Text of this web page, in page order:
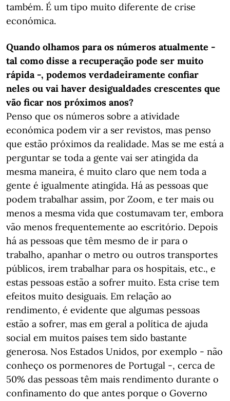
também. É um tipo muito diferente de crise
económica.
Quando olhamos para os números atualmente -
tal como disse a recuperação pode ser muito
rápida -, podemos verdadeiramente confiar
neles ou vai haver desigualdades crescentes que
vão ficar nos próximos anos?
Penso que os números sobre a atividade
económica podem vir a ser revistos, mas penso
que estão próximos da realidade. Mas se me está a
perguntar se toda a gente vai ser atingida da
mesma maneira, é muito claro que nem toda a
gente é igualmente atingida. Há as pessoas que
podem trabalhar assim, por Zoom, e ter mais ou
menos a mesma vida que costumavam ter, embora
vão menos frequentemente ao escritório. Depois
há as pessoas que têm mesmo de ir para o
trabalho, apanhar o metro ou outros transportes
públicos, irem trabalhar para os hospitais, etc., e
estas pessoas estão a sofrer muito. Esta crise tem
efeitos muito desiguais. Em relação ao
rendimento, é evidente que algumas pessoas
estão a sofrer, mas em geral a política de ajuda
social em muitos países tem sido bastante
generosa. Nos Estados Unidos, por exemplo - não
conheço os pormenores de Portugal -, cerca de
50% das pessoas têm mais rendimento durante o
confinamento do que antes porque o Governo